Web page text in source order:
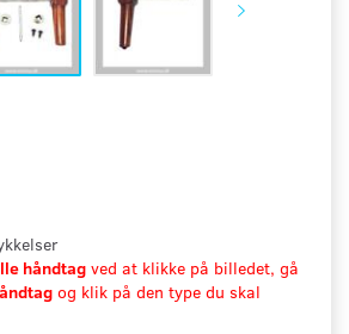
håndtag ved at klikke på billedet, gå
og klik på den type du skal